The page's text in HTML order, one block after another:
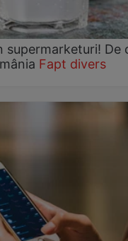
supermarketuri! De
Fapt divers